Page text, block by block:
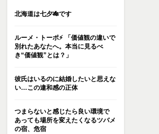
北海道は七夕🎋です
ルーメ・トーポ⚡️ 「価値観の違いで
別れたあなたへ。本当に見るべ
き“価値観”とは？」
彼氏はいるのに結婚したいと思えな
い…この違和感の正体
つまらないと感じたら良い環境で
あっても場所を変えたくなるツバメ
の宿、危宿